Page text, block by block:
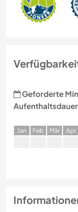
Geforderte
Jan Feb Mär Apr